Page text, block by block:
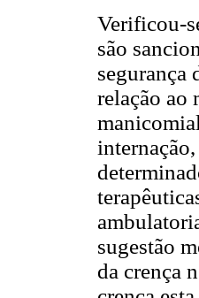
Verificou-
são
segurança
relação ao
sugestão
da crença